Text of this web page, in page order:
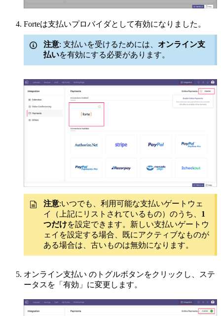
Forteは支払いプロバイダとして有効になりました。
注意: 支払いを受けるためには、 オンライン支
払いを有効にする必要があります。
注意:いつでも、利用可能な支払いゲートウェ
イ（上記にリストされているもの）のうち、 1
つだけを設定できます。新しい支払いゲートウ
ェイを設定する場合、既にアクティブなものが
ある場合は、古いものは無効になります。
オンライン支払い のトグルボタンをクリックし、ステ
ータスを「有効」に変更します。